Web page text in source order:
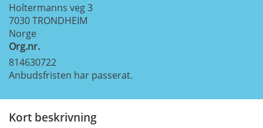
Holtermanns veg 3
7030TRONDHEIM
Norge
Org.nr.
814630722
Anbudsfristen har passerat.
Kort beskrivning